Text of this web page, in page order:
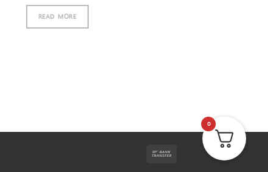
READ MORE
0